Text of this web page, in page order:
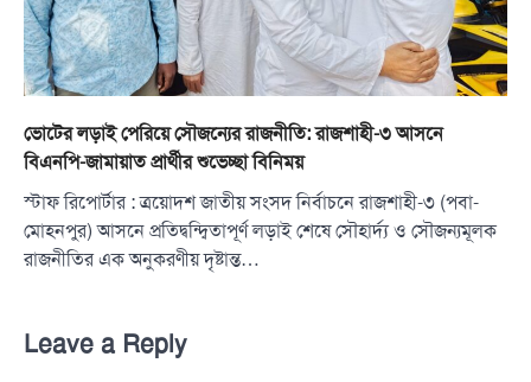
ভোটের লড়াই পেরিয়ে সৌজন্যের রাজনীতি: রাজশাহী-৩ আসনে
বিএনপি-জামায়াত প্রার্থীর শুভেচ্ছা বিনিময়
স্টাফ রিপোর্টার : ত্রয়োদশ জাতীয় সংসদ নির্বাচনে রাজশাহী-৩ (পবা-
মোহনপুর) আসনে প্রতিদ্বন্দ্বিতাপূর্ণ লড়াই শেষে সৌহার্দ্য ও সৌজন্যমূলক
রাজনীতির এক অনুকরণীয় দৃষ্টান্ত…
Leave a Reply